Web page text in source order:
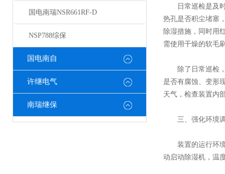
国电南瑞NSR661RF-D
NSP788综保
国电南自
许继电气
南瑞继保
日常巡检是及时
热孔是否积尘堵塞
除湿措施，同时用
需使用干燥的软毛
除了日常巡检，
是否有腐蚀、变形
天气，检查装置内
三、强化环境调
装置的运行环境
动启动除湿机，温